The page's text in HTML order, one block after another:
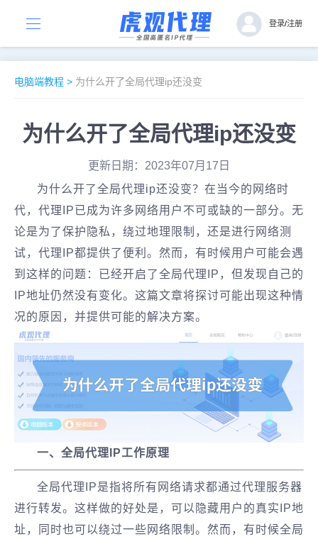
登录/注册
电脑端教程 > 为什么开了全局代理ip还没变
为什么开了全局代理ip还没变
更新日期：2023年07月17日
为什么开了全局代理ip还没变？在当今的网络时
代，代理IP已成为许多网络用户不可或缺的一部分。无
论是为了保护隐私，绕过地理限制，还是进行网络测
试，代理IP都提供了便利。然而，有时候用户可能会遇
到这样的问题：已经开启了全局代理IP，但发现自己的
IP地址仍然没有变化。这篇文章将探讨可能出现这种情
况的原因，并提供可能的解决方案。
一、全局代理IP工作原理
全局代理IP是指将所有网络请求都通过代理服务器
进行转发。这样做的好处是，可以隐藏用户的真实IP地
址，同时也可以绕过一些网络限制。然而，有时候全局